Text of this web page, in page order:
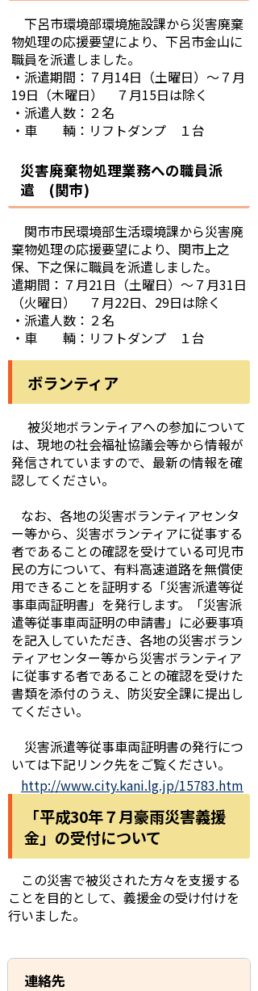
下呂市環境部環境施設課から災害廃棄
物処理の応援要望により、下呂市金山に
職員を派遣しました。
・派遣期間：７月14日（土曜日）～７月
19日（木曜日） ７月15日は除く
・派遣人数：２名
・車 輌：リフトダンプ １台
災害廃棄物処理業務への職員派
遣 (関市)
関市市民環境部生活環境課から災害廃
棄物処理の応援要望により、関市上之
保、下之保に職員を派遣しました。
遣期間：７月21日（土曜日）～７月31日
（火曜日） ７月22日、29日は除く
・派遣人数：２名
・車 輌：リフトダンプ １台
ボランティア
被災地ボランティアへの参加について
は、現地の社会福祉協議会等から情報が
発信されていますので、最新の情報を確
認してください。
なお、各地の災害ボランティアセンタ
ー等から、災害ボランティアに従事する
者であることの確認を受けている可児市
民の方について、有料高速道路を無償使
用できることを証明する「災害派遣等従
事車両証明書」を発行します。「災害派
遣等従事車両証明の申請書」に必要事項
を記入していただき、各地の災害ボラン
ティアセンター等から災害ボランティア
に従事する者であることの確認を受けた
書類を添付のうえ、防災安全課に提出し
てください。
災害派遣等従事車両証明書の発行につ
いては下記リンク先をご覧ください。
http://www.city.kani.lg.jp/15783.htm
「平成30年７月豪雨災害義援
金」の受付について
この災害で被災された方々を支援する
ことを目的として、義援金の受け付けを
行いました。
連絡先